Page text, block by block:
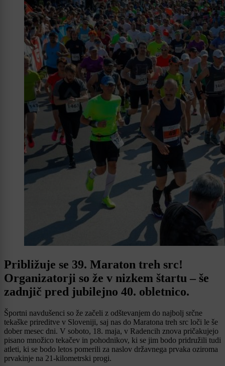
Približuje se 39. Maraton treh src!
Organizatorji so že v nizkem štartu – še
zadnjič pred jubilejno 40. obletnico.
Športni navdušenci so že začeli z odštevanjem do najbolj srčne
tekaške prireditve v Sloveniji, saj nas do Maratona treh src loči le še
dober mesec dni. V soboto, 18. maja, v Radencih znova pričakujejo
pisano množico tekačev in pohodnikov, ki se jim bodo pridružili tudi
atleti, ki se bodo letos pomerili za naslov državnega prvaka oziroma
prvakinje na 21-kilometrski progi.